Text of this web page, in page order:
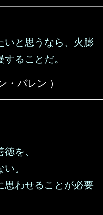
いと思うなら、火膨
ることだ。
・バレン ）
を、
。
思わせることが必要